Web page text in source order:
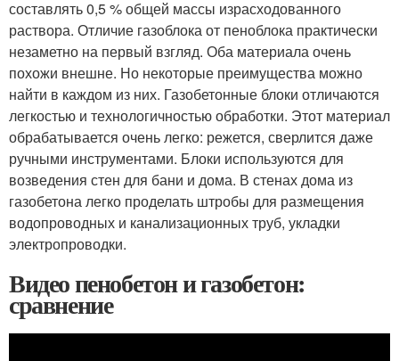
составлять 0,5 % общей массы израсходованного
раствора. Отличие газоблока от пеноблока практически
незаметно на первый взгляд. Оба материала очень
похожи внешне. Но некоторые преимущества можно
найти в каждом из них. Газобетонные блоки отличаются
легкостью и технологичностью обработки. Этот материал
обрабатывается очень легко: режется, сверлится даже
ручными инструментами. Блоки используются для
возведения стен для бани и дома. В стенах дома из
газобетона легко проделать штробы для размещения
водопроводных и канализационных труб, укладки
электропроводки.
Видео пенобетон и газобетон:
сравнение